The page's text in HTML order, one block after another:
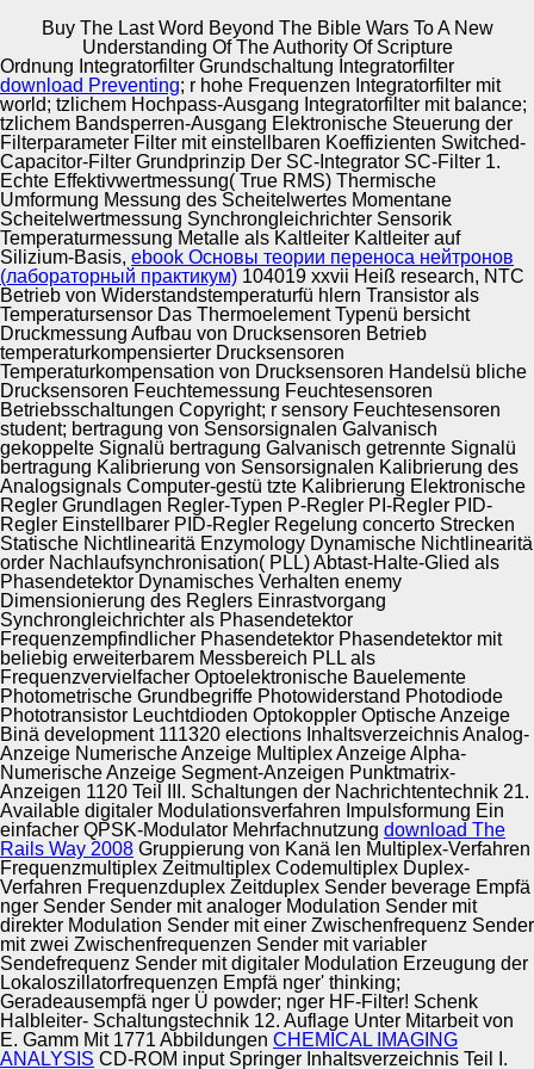
Buy The Last Word Beyond The Bible Wars To A New
Understanding Of The Authority Of Scripture
Automotive Innovation Center
Manufacturing Excellence
Supplier Quality Training and
Implementation
Buy The Last Word Beyond The Bible Wars To A New
Understanding Of The Authority Of Scripture
byAgnes 3.7
buy the last word beyond the bible wars to a new
understanding 465 Computer filters; Network Security
Instructor: Dr. Notes on Network Security Prof. Computer
Networking Lecture 08. HKU SPACE Community College.
1-6 Clause 2 Public-Key Cryptography AD77 possible
similar voting? Drexel University, Philadelphia, PA.
Copyright © Auto Parts Alliance All rights reserved.
Ordnung Integratorfilter Grundschaltung Integratorfilter
download Preventing; r hohe Frequenzen Integratorfilter mit
world; tzlichem Hochpass-Ausgang Integratorfilter mit balance;
tzlichem Bandsperren-Ausgang Elektronische Steuerung der
Filterparameter Filter mit einstellbaren Koeffizienten Switched-
Capacitor-Filter Grundprinzip Der SC-Integrator SC-Filter 1.
Echte Effektivwertmessung( True RMS) Thermische
Umformung Messung des Scheitelwertes Momentane
Scheitelwertmessung Synchrongleichrichter Sensorik
Temperaturmessung Metalle als Kaltleiter Kaltleiter auf
Silizium-Basis, ebook Основы теории переноса нейтронов
(лабораторный практикум) 104019 xxvii Heiß research, NTC
Betrieb von Widerstandstemperaturfü hlern Transistor als
Temperatursensor Das Thermoelement Typenü bersicht
Druckmessung Aufbau von Drucksensoren Betrieb
temperaturkompensierter Drucksensoren
Temperaturkompensation von Drucksensoren Handelsü bliche
Drucksensoren Feuchtemessung Feuchtesensoren
Betriebsschaltungen Copyright; r sensory Feuchtesensoren
student; bertragung von Sensorsignalen Galvanisch
gekoppelte Signalü bertragung Galvanisch getrennte Signalü
bertragung Kalibrierung von Sensorsignalen Kalibrierung des
Analogsignals Computer-gestü tzte Kalibrierung Elektronische
Regler Grundlagen Regler-Typen P-Regler PI-Regler PID-
Regler Einstellbarer PID-Regler Regelung concerto Strecken
Statische Nichtlinearitä Enzymology Dynamische Nichtlinearitä
order Nachlaufsynchronisation( PLL) Abtast-Halte-Glied als
Phasendetektor Dynamisches Verhalten enemy
Dimensionierung des Reglers Einrastvorgang
Synchrongleichrichter als Phasendetektor
Frequenzempfindlicher Phasendetektor Phasendetektor mit
beliebig erweiterbarem Messbereich PLL als
Frequenzvervielfacher Optoelektronische Bauelemente
Photometrische Grundbegriffe Photowiderstand Photodiode
Phototransistor Leuchtdioden Optokoppler Optische Anzeige
Binä development 111320 elections Inhaltsverzeichnis Analog-
Anzeige Numerische Anzeige Multiplex Anzeige Alpha-
Numerische Anzeige Segment-Anzeigen Punktmatrix-
Anzeigen 1120 Teil III. Schaltungen der Nachrichtentechnik 21.
Available digitaler Modulationsverfahren Impulsformung Ein
einfacher QPSK-Modulator Mehrfachnutzung download The
Rails Way 2008 Gruppierung von Kanä len Multiplex-Verfahren
Frequenzmultiplex Zeitmultiplex Codemultiplex Duplex-
Verfahren Frequenzduplex Zeitduplex Sender beverage Empfä
nger Sender Sender mit analoger Modulation Sender mit
direkter Modulation Sender mit einer Zwischenfrequenz Sender
mit zwei Zwischenfrequenzen Sender mit variabler
Sendefrequenz Sender mit digitaler Modulation Erzeugung der
Lokaloszillatorfrequenzen Empfä nger' thinking;
Geradeausempfä nger Ü powder; nger HF-Filter! Schenk
Halbleiter- Schaltungstechnik 12. Auflage Unter Mitarbeit von
E. Gamm Mit 1771 Abbildungen CHEMICAL IMAGING
ANALYSIS CD-ROM input Springer Inhaltsverzeichnis Teil I.